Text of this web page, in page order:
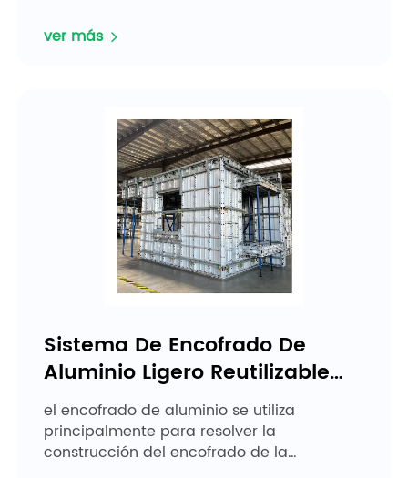
máxima reutilización o personalizados...
ver más
Sistema De Encofrado De
Aluminio Ligero Reutilizable
6061-T6
el encofrado de aluminio se utiliza
principalmente para resolver la
construcción del encofrado de la